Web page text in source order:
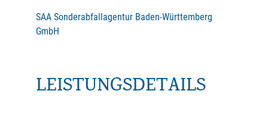
SAA Sonderabfallagentur Baden-Württemberg
GmbH
LEISTUNGSDETAILS